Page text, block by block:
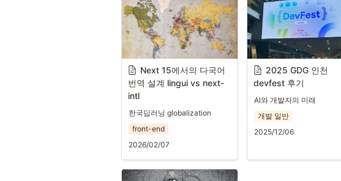
Next 15에서의 다국어
번역 설계 lingui vs next-
intl
한국딥러닝 globalization
front-end
2026/02/07
2025 GDG 인천
devfest 후기
AI와 개발자의 미래
개발 일반
2025/12/06